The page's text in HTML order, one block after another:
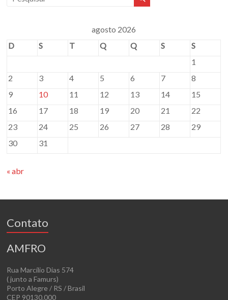
agosto 2026
D
S T Q Q S
S
1
2
3 4 5 6 7
8
9
10 11 12 13 14
15
16
17 18 19 20 21
22
23
24 25 26 27 28
29
30
31
« abr
Contato
AMFRO
Rua Marcílio Dias 574
( junto a Famurs)
Porto Alegre / RS / Brasil
CEP 90130.000